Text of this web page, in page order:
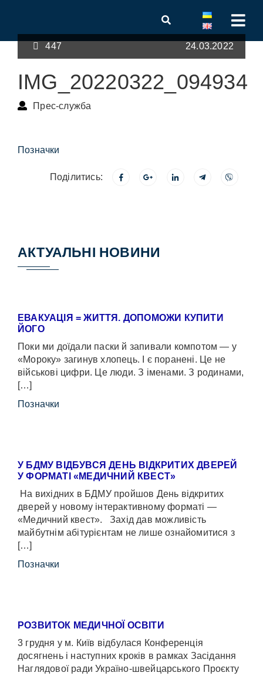
447 24.03.2022
IMG_20220322_094934
Прес-служба
Позначки
Поділитись:
АКТУАЛЬНІ НОВИНИ
ЕВАКУАЦІЯ = ЖИТТЯ. ДОПОМОЖИ КУПИТИ
ЙОГО
Поки ми доїдали паски й запивали компотом — у
«Мороку» загинув хлопець. І є поранені. Це не
військові цифри. Це люди. З іменами. З родинами,
[…]
Позначки
У БДМУ ВІДБУВСЯ ДЕНЬ ВІДКРИТИХ ДВЕРЕЙ
У ФОРМАТІ «МЕДИЧНИЙ КВЕСТ»
На вихідних в БДМУ пройшов День відкритих
дверей у новому інтерактивному форматі —
«Медичний квест». Захід дав можливість
майбутнім абітурієнтам не лише ознайомитися з
[…]
Позначки
РОЗВИТОК МЕДИЧНОЇ ОСВІТИ
3 грудня у м. Київ відбулася Конференція
досягнень і наступних кроків в рамках Засідання
Наглядової ради Україно-швейцарського Проєкту